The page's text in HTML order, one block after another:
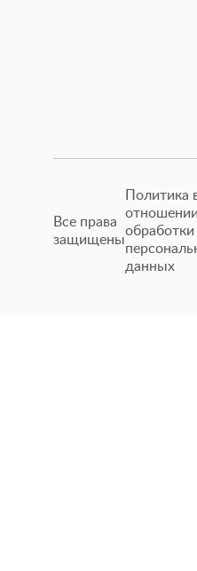
Все права
защищены
Политика
отношении
обработки
данных